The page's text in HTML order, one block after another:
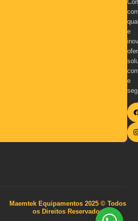
e
e
Maemtek Equipamentos 2025 © Todos
os Direitos Reservados